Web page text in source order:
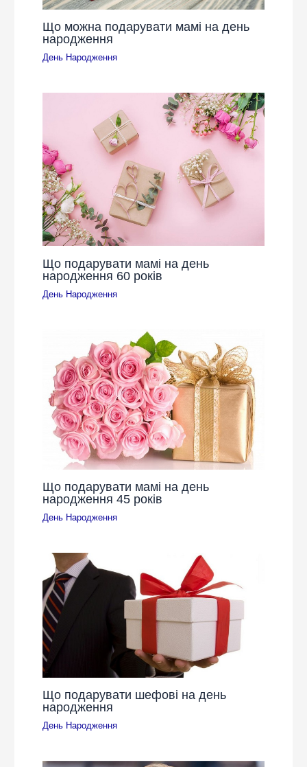
Що можна подарувати мамі на день
народження
День Народження
Що подарувати мамі на день
народження 60 років
День Народження
Що подарувати мамі на день
народження 45 років
День Народження
Що подарувати шефові на день
народження
День Народження